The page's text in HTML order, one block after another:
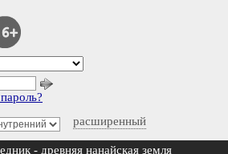
расширенный
- древняя нанайская земля